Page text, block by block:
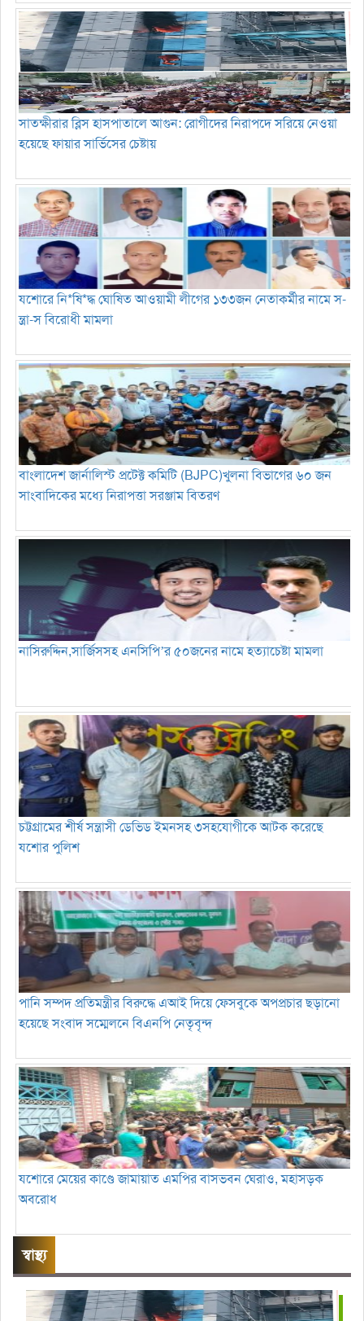
সাতক্ষীরার ব্লিস হাসপাতালে আগুন: রোগীদের নিরাপদে সরিয়ে নেওয়া
হয়েছে ফায়ার সার্ভিসের চেষ্টায়
যশোরে নি*ষি*দ্ধ ঘোষিত আওয়ামী লীগের ১৩৩জন নেতাকর্মীর নামে স-
ন্ত্রা-স বিরোধী মামলা
বাংলাদেশ জার্নালিস্ট প্রটেক্ট কমিটি (BJPC)খুলনা বিভাগের ৬০ জন
সাংবাদিকের মধ্যে নিরাপত্তা সরঞ্জাম বিতরণ
নাসিরুদ্দিন,সার্জিসসহ এনসিপি’র ৫০জনের নামে হত্যাচেষ্টা মামলা
চট্টগ্রামের শীর্ষ সন্ত্রাসী ডেভিড ইমনসহ ৩সহযোগীকে আটক করেছে
যশোর পুলিশ
পানি সম্পদ প্রতিমন্ত্রীর বিরুদ্ধে এআই দিয়ে ফেসবুকে অপপ্রচার ছড়ানো
হয়েছে সংবাদ সম্মেলনে বিএনপি নেতৃবৃন্দ
যশোরে মেয়ের কাণ্ডে জামায়াত এমপির বাসভবন ঘেরাও, মহাসড়ক
অবরোধ
স্বাস্থ্য